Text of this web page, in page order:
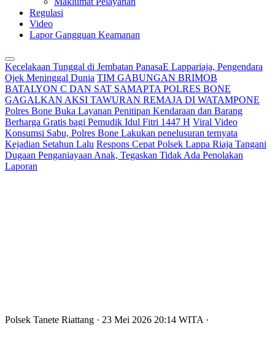
Regulasi
Video
Lapor Gangguan Keamanan
Kecelakaan Tunggal di Jembatan PanasaE Lappariaja, Pengendara
Ojek Meninggal Dunia TIM GABUNGAN BRIMOB
BATALYON C DAN SAT SAMAPTA POLRES BONE
GAGALKAN AKSI TAWURAN REMAJA DI WATAMPONE
Polres Bone Buka Layanan Penitipan Kendaraan dan Barang
Berharga Gratis bagi Pemudik Idul Fitri 1447 H Viral Video
Konsumsi Sabu, Polres Bone Lakukan penelusuran ternyata
Kejadian Setahun Lalu Respons Cepat Polsek Lappa Riaja Tangani
Dugaan Penganiayaan Anak, Tegaskan Tidak Ada Penolakan
Laporan
Polsek Tanete Riattang · 23 Mei 2026 20:14 WITA ·